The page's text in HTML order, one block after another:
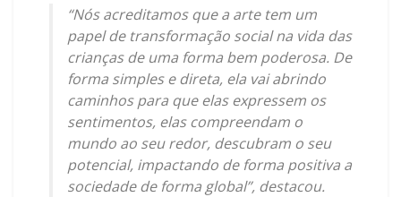
“Nós acreditamos que a arte tem um
papel de transformação social na vida das
crianças de uma forma bem poderosa. De
forma simples e direta, ela vai abrindo
caminhos para que elas expressem os
sentimentos, elas compreendam o
mundo ao seu redor, descubram o seu
potencial, impactando de forma positiva a
sociedade de forma global”, destacou.